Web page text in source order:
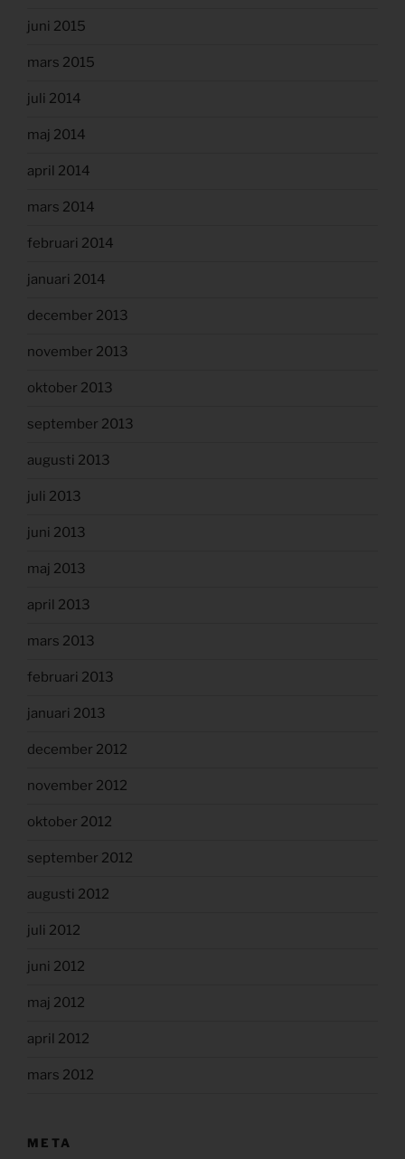
juni 2015
mars 2015
juli 2014
maj 2014
april 2014
mars 2014
februari 2014
januari 2014
december 2013
november 2013
oktober 2013
september 2013
augusti 2013
juli 2013
juni 2013
maj 2013
april 2013
mars 2013
februari 2013
januari 2013
december 2012
november 2012
oktober 2012
september 2012
augusti 2012
juli 2012
juni 2012
maj 2012
april 2012
mars 2012
META